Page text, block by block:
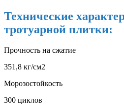
Технические
тротуарной плитки:
Прочность на сжатие
351,8 кг/см2
Морозостойкость
300 циклов